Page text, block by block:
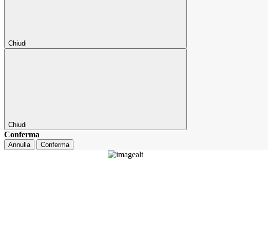
Chiudi
Chiudi
Conferma
Annulla Conferma